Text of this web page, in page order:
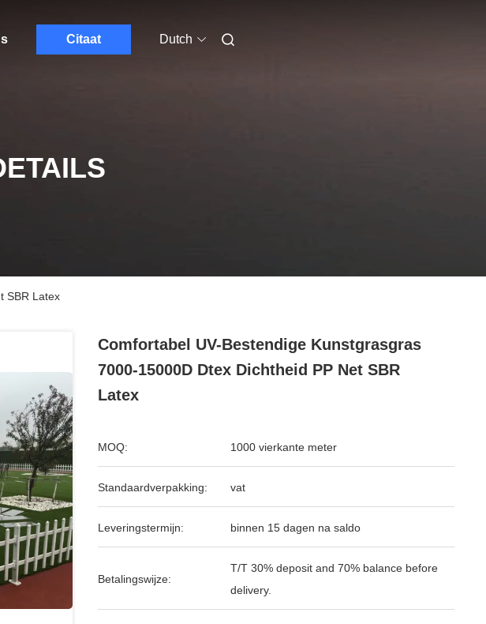
Citaat Dutch
SBR Latex
Comfortabel UV-Bestendige Kunstgrasgras
7000-15000D Dtex Dichtheid PP Net SBR
Latex
MOQ: 1000 vierkante meter
Standaardverpakking: vat
Leveringstermijn: binnen 15 dagen na saldo
Betalingswijze:
T/T 30% deposit and 70% balance before
delivery.